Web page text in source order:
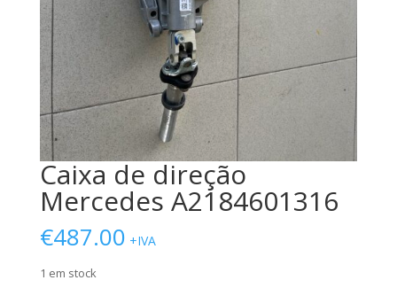
Caixa de direção
Mercedes A2184601316
€487.00 +IVA
1 em stock